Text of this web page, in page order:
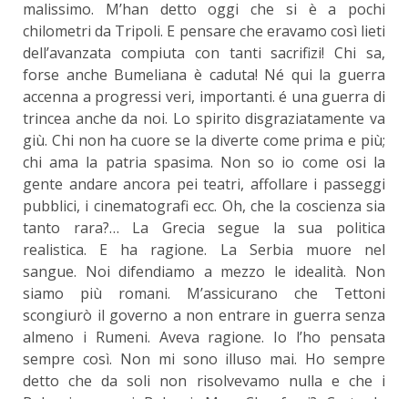
malissimo. M’han detto oggi che si è a pochi
chilometri da Tripoli. E pensare che eravamo così lieti
dell’avanzata compiuta con tanti sacrifizi! Chi sa,
forse anche Bumeliana è caduta! Né qui la guerra
accenna a progressi veri, importanti. é una guerra di
trincea anche da noi. Lo spirito disgraziatamente va
giù. Chi non ha cuore se la diverte come prima e più;
chi ama la patria spasima. Non so io come osi la
gente andare ancora pei teatri, affollare i passeggi
pubblici, i cinematografi ecc. Oh, che la coscienza sia
tanto rara?… La Grecia segue la sua politica
realistica. E ha ragione. La Serbia muore nel
sangue. Noi difendiamo a mezzo le idealità. Non
siamo più romani. M’assicurano che Tettoni
scongiurò il governo a non entrare in guerra senza
almeno i Rumeni. Aveva ragione. Io l’ho pensata
sempre così. Non mi sono illuso mai. Ho sempre
detto che da soli non risolvevamo nulla e che i